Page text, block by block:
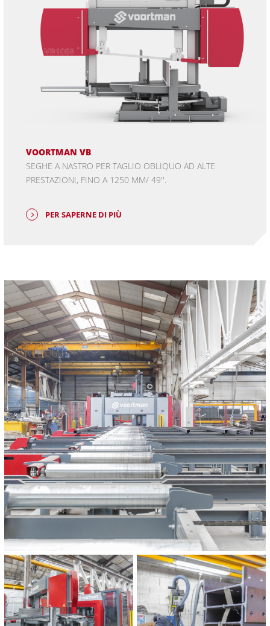
VOORTMAN VB
SEGHE A NASTRO PER TAGLIO OBLIQUO AD ALTE
PRESTAZIONI, FINO A 1250 MM/ 49''.
PER SAPERNE DI PIÙ